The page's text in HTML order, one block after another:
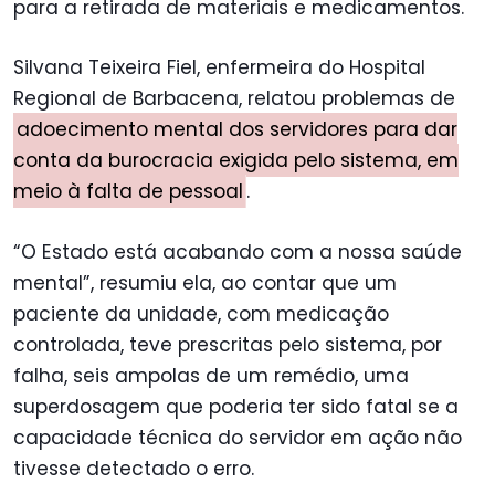
para a retirada de materiais e medicamentos.
Silvana Teixeira Fiel, enfermeira do Hospital
Regional de Barbacena, relatou problemas de
adoecimento mental dos servidores para dar
conta da burocracia exigida pelo sistema, em
meio à falta de pessoal .
“O Estado está acabando com a nossa saúde
mental”, resumiu ela, ao contar que um
paciente da unidade, com medicação
controlada, teve prescritas pelo sistema, por
falha, seis ampolas de um remédio, uma
superdosagem que poderia ter sido fatal se a
capacidade técnica do servidor em ação não
tivesse detectado o erro.